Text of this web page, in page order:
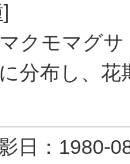
モマグサ
分布し、
影日：